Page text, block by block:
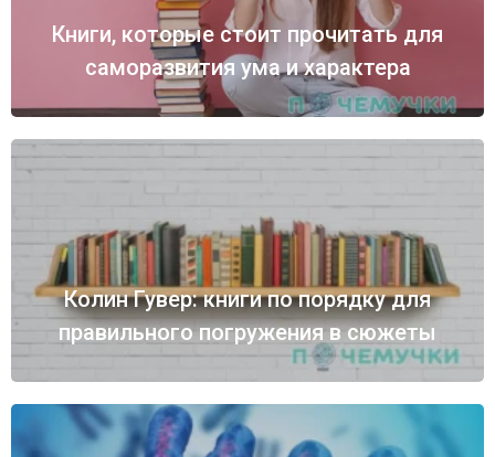
Книги, которые стоит прочитать для
саморазвития ума и характера
Колин Гувер: книги по порядку для
правильного погружения в сюжеты